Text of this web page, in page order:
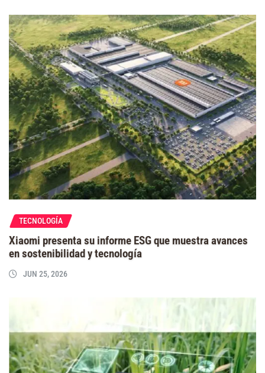
TECNOLOGÍA
Xiaomi presenta su informe ESG que muestra avances
en sostenibilidad y tecnología
JUN 25, 2026